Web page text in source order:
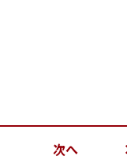
次へ